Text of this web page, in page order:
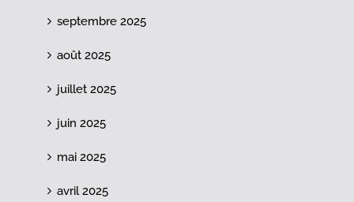
septembre 2025
août 2025
juillet 2025
juin 2025
mai 2025
avril 2025